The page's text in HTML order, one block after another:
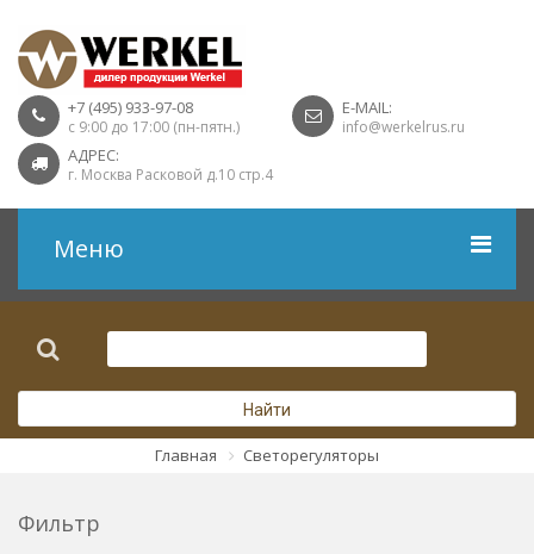
+7 (495) 933-97-08
с 9:00 до 17:00 (пн-пятн.)
E-MAIL:
info@werkelrus.ru
АДРЕС:
г. Москва Расковой д.10 стр.4
Меню
Розетки USB
Розетки Интернет/Телефон
Найти
Главная Светорегуляторы
Фильтр